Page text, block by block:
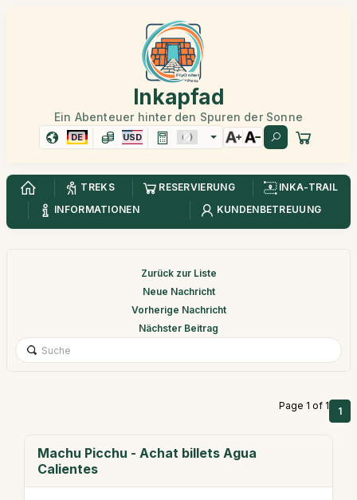
Inkapfad
Ein Abenteuer hinter den Spuren der Sonne
DE USD
TREKS RESERVIERUNG
INKA-TRAIL
INFORMATIONEN
KUNDENBETREUUNG
Zurück zur Liste
Neue Nachricht
Vorherige Nachricht
Nächster Beitrag
Page 1 of 1 1
Machu Picchu - Achat billets Agua
Calientes